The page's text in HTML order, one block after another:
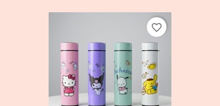
favorite_border